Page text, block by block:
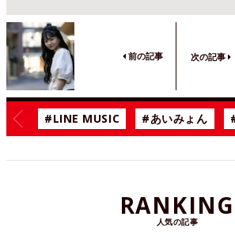
前の記事 次の記事
#LINE MUSIC #あいみょん
RANKING
人気の記事